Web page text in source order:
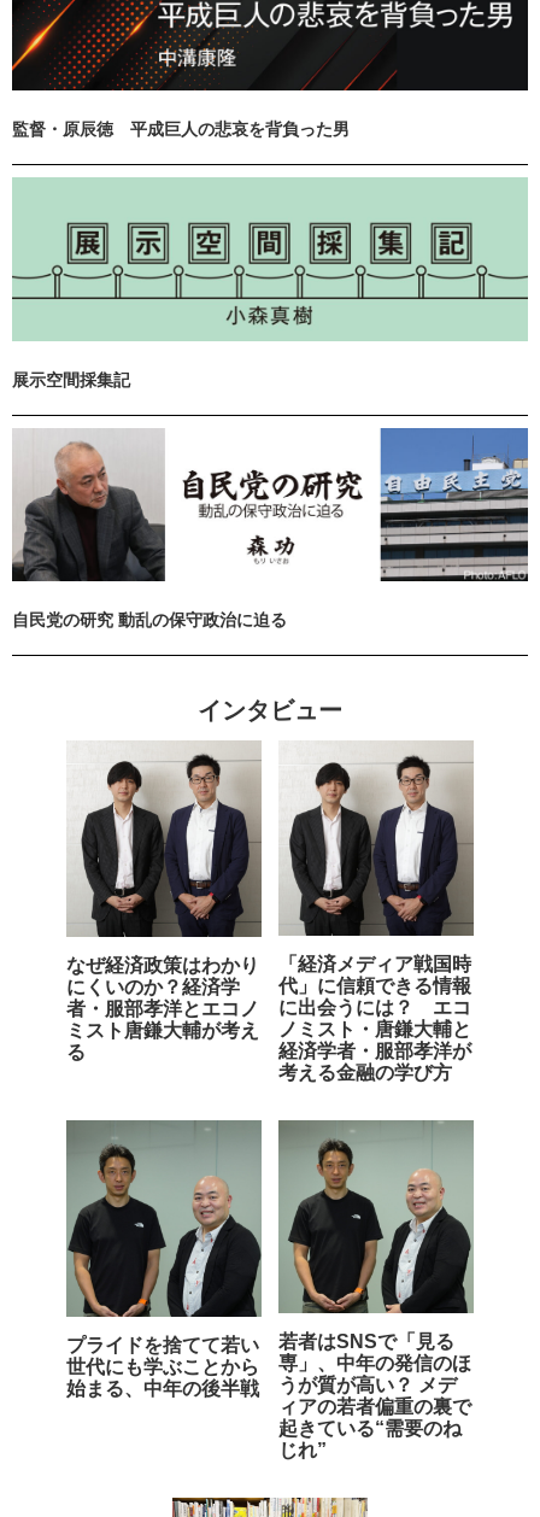
監督・原辰徳 平成巨人の悲哀を背負った男
展示空間採集記
自民党の研究 動乱の保守政治に迫る
インタビュー
なぜ経済政策はわかり
にくいのか？経済学
者・服部孝洋とエコノ
ミスト唐鎌大輔が考え
る
「経済メディア戦国時
代」に信頼できる情報
に出会うには？ エコ
ノミスト・唐鎌大輔と
経済学者・服部孝洋が
考える金融の学び方
プライドを捨てて若い
世代にも学ぶことから
始まる、中年の後半戦
若者はSNSで「見る
専」、中年の発信のほ
うが質が高い？ メデ
ィアの若者偏重の裏で
起きている“需要のね
じれ”